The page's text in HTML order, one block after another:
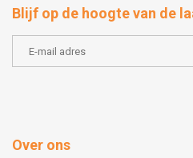
Blijf op de hoogte van de
Over ons